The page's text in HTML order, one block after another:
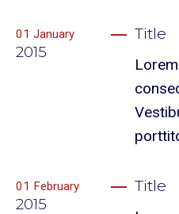
01 January
2015
Title
01 February
2015
Title